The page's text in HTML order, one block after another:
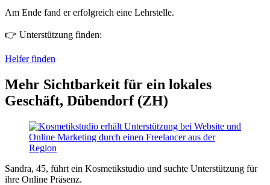
Am Ende fand er erfolgreich eine Lehrstelle.
👉 Unterstützung finden:
Helfer finden
Mehr Sichtbarkeit für ein lokales
Geschäft, Dübendorf (ZH)
Sandra, 45, führt ein Kosmetikstudio und suchte Unterstützung für
ihre Online Präsenz.